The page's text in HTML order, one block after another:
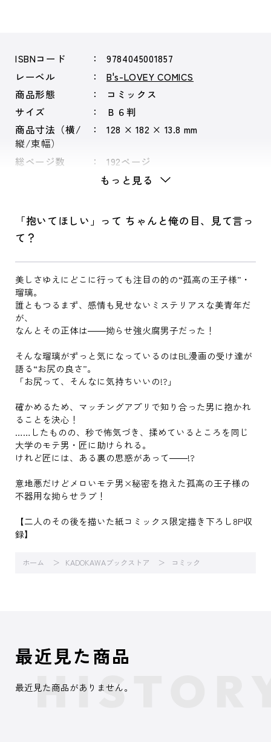
ISBNコード
9784045001857
レーベル
B's-LOVEY COMICS
商品形態
コミックス
サイズ
Ｂ６判
商品寸法（横/
縦/束幅）
128 × 182 × 13.8 mm
総ページ数 192ページ
もっと見る
「抱いてほしい」って ちゃんと俺の目、見て言っ
て？
美しさゆえにどこに行っても注目の的の“孤高の王子様”・
瑠璃。
誰ともつるまず、感情も見せないミステリアスな美青年だ
が、
なんとその正体は――拗らせ強火腐男子だった！
そんな瑠璃がずっと気になっているのはBL漫画の受け達が
語る“お尻の良さ”。
「お尻って、そんなに気持ちいいの!?」
確かめるため、マッチングアプリで知り合った男に抱かれ
ることを決心！
……したものの、秒で怖気づき、揉めているところを同じ
大学のモテ男・匠に助けられる。
けれど匠には、ある裏の思惑があって――!?
意地悪だけどメロいモテ男×秘密を抱えた孤高の王子様の
不器用な拗らせラブ！
【二人のその後を描いた紙コミックス限定描き下ろし8P収
録】
ホーム KADOKAWAブックストア コミック
最近見た商品
最近見た商品がありません。